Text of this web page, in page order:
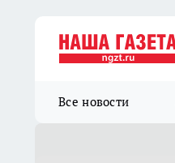
Все новости